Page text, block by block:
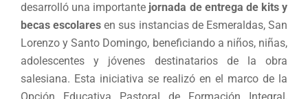
desarrolló una importante jornada de entrega de kits y
becas escolares en sus instancias de Esmeraldas, San
Lorenzo y Santo Domingo, beneficiando a niños, niñas,
adolescentes y jóvenes destinatarios de la obra
salesiana. Esta iniciativa se realizó en el marco de la